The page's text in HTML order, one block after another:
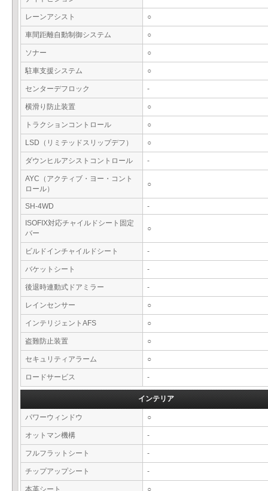
レーンアシスト ○
車間距離自動制御システム ○
ソナー ○
駐車支援システム ○
センターデフロック -
横滑り防止装置 ○
トラクションコントロール ○
LSD（リミテッドスリップデフ） ○
ダウンヒルアシストコントロール -
AYC（アクティブ・ヨー・コント
ロール）
○
SH-4WD
-
ISOFIX対応チャイルドシート固定
バー
○
ビルドインチャイルドシート -
バケットシート -
後退時連動式ドアミラー -
レインセンサー ○
インテリジェントAFS ○
盗難防止装置 ○
セキュリティアラーム ○
ロードサービス -
インテリア
パワーウィンドウ ○
オットマン機構 -
フルフラットシート -
チップアップシート -
本革シート ○